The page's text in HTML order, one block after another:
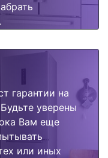
гарантии на
уверены
Вам еще
или иных